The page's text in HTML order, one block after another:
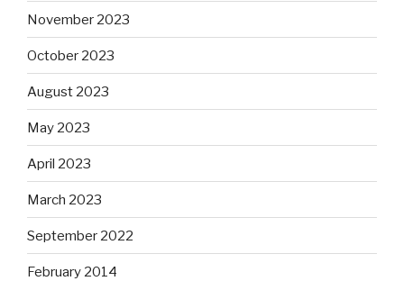
November 2023
October 2023
August 2023
May 2023
April 2023
March 2023
September 2022
February 2014